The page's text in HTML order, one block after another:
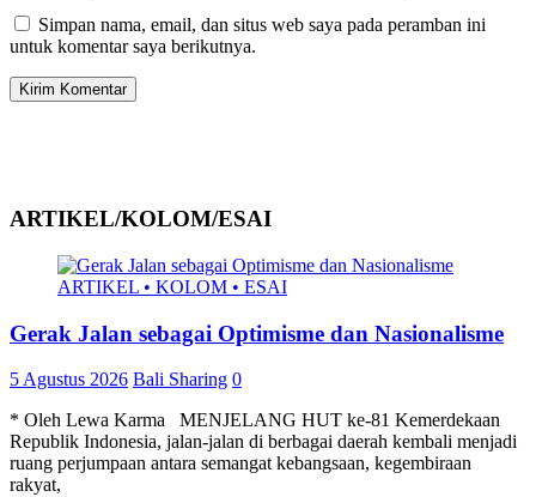
Simpan nama, email, dan situs web saya pada peramban ini
untuk komentar saya berikutnya.
ARTIKEL/KOLOM/ESAI
ARTIKEL • KOLOM • ESAI
Gerak Jalan sebagai Optimisme dan Nasionalisme
5 Agustus 2026 Bali Sharing 0
* Oleh Lewa Karma MENJELANG HUT ke-81 Kemerdekaan
Republik Indonesia, jalan-jalan di berbagai daerah kembali menjadi
ruang perjumpaan antara semangat kebangsaan, kegembiraan
rakyat,